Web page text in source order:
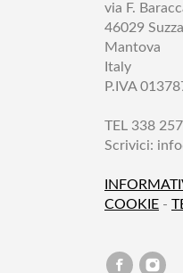
via F.
46029
Mantova
Italy
P.IVA
TEL 338
Scrivici:
COOKIE -